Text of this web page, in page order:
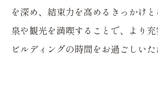
を深め、結束力を高めるきっかけ
泉や観光を満喫することで、より
ビルディングの時間をお過ごしいた